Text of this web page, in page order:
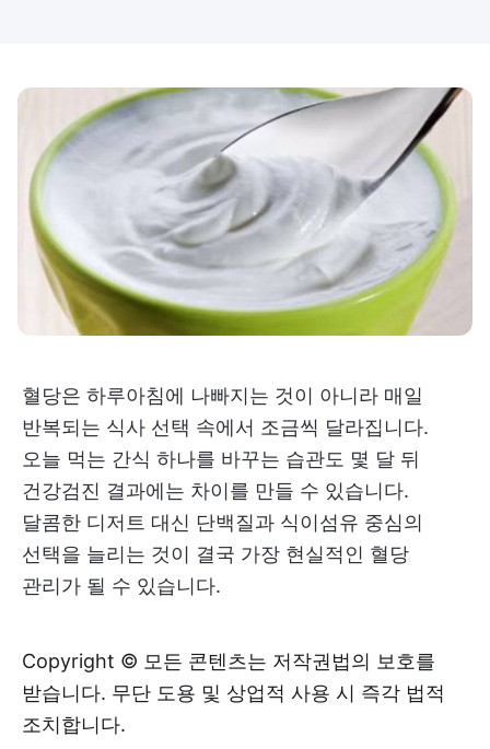
혈당은 하루아침에 나빠지는 것이 아니라 매일
반복되는 식사 선택 속에서 조금씩 달라집니다.
오늘 먹는 간식 하나를 바꾸는 습관도 몇 달 뒤
건강검진 결과에는 차이를 만들 수 있습니다.
달콤한 디저트 대신 단백질과 식이섬유 중심의
선택을 늘리는 것이 결국 가장 현실적인 혈당
관리가 될 수 있습니다.
Copyright © 모든 콘텐츠는 저작권법의 보호를
받습니다. 무단 도용 및 상업적 사용 시 즉각 법적
조치합니다.